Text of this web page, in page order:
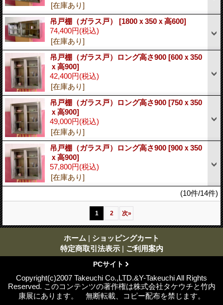
[在庫あり]
吊戸棚（ガラス戸） [1800ｘ350ｘ高600]
74,400円(税込)
[在庫あり]
吊戸棚（ガラス戸）ロング高さ900 [600ｘ350
ｘ高900]
42,400円(税込)
[在庫あり]
吊戸棚（ガラス戸）ロング高さ900 [750ｘ350
ｘ高900]
49,000円(税込)
[在庫あり]
吊戸棚（ガラス戸）ロング高さ900 [900ｘ350
ｘ高900]
57,800円(税込)
[在庫あり]
(10件/14件)
1 2 次»
ホーム | ショッピングカート
特定商取引法表示 | ご利用案内
PCサイト
Copyright(c)2007 Takeuchi Co.,LTD.&Y-Takeuchi All Rights
Reserved. このコンテンツの著作権は株式会社タケウチと竹内
康展にあります。 無断転載、コピー配布を禁じます。